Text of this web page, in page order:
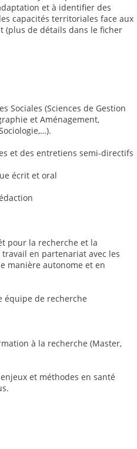
et à identifier des
capacités territoriales face aux
(plus de détails dans le ficher
Sociales (Sciences de Gestion
et Aménagement,
et des entretiens semi-directifs
écrit et oral
pour la recherche et la
en partenariat avec les
manière autonome et en
équipe de recherche
à la recherche (Master,
et méthodes en santé